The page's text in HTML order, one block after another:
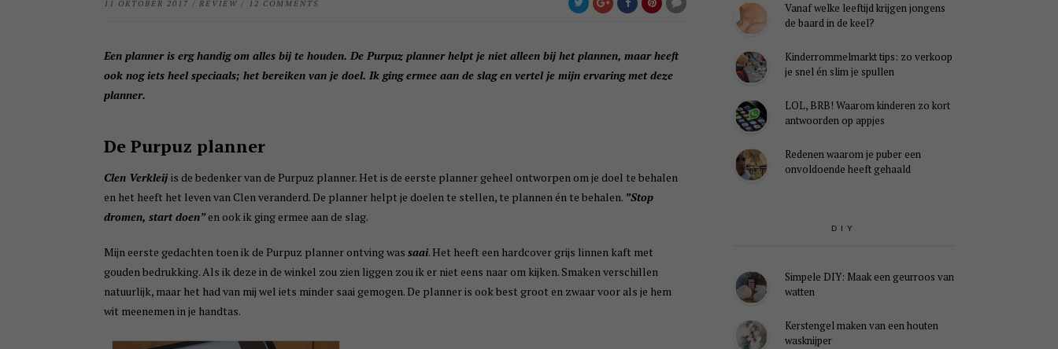
11 OKTOBER 2017 / REVIEW / 12 COMMENTS
Een planner is erg handig om alles bij te houden. De Purpuz planner helpt je niet alleen bij het plannen, maar heeft
ook nog iets heel speciaals; het bereiken van je doel. Ik ging ermee aan de slag en vertel je mijn ervaring met deze
planner.
De Purpuz planner
Clen Verkleij is de bedenker van de Purpuz planner. Het is de eerste planner geheel ontworpen om je doel te behalen
en het heeft het leven van Clen veranderd. De planner helpt je doelen te stellen, te plannen én te behalen. ”Stop
dromen, start doen”en ook ik ging ermee aan de slag.
Mijn eerste gedachten toen ik de Purpuz planner ontving was saai. Het heeft een hardcover grijs linnen kaft met
gouden bedrukking. Als ik deze in de winkel zou zien liggen zou ik er niet eens naar om kijken. Smaken verschillen
natuurlijk, maar het had van mij wel iets minder saai gemogen. De planner is ook best groot en zwaar voor als je hem
wit meenemen in je handtas.
Vanaf welke leeftijd krijgen jongens
de baard in de keel?
Kinderrommelmarkt tips: zo verkoop
je snel én slim je spullen
LOL, BRB! Waarom kinderen zo kort
antwoorden op appjes
Redenen waarom je puber een
onvoldoende heeft gehaald
DIY
Simpele DIY: Maak een geurroos van
watten
Kerstengel maken van een houten
wasknijper